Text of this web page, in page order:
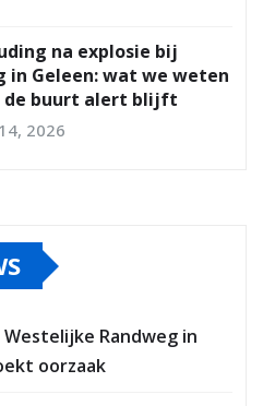
na explosie bij
in Geleen: wat we weten
de buurt alert blijft
2026
Randweg in
oorzaak